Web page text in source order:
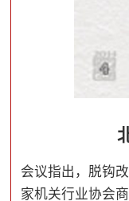
会议指出，脱钩
家机关行业协会